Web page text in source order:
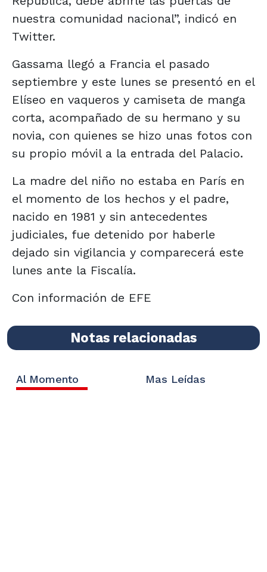
nuestra comunidad nacional”, indicó en
Twitter.
Gassama llegó a Francia el pasado
septiembre y este lunes se presentó en el
Elíseo en vaqueros y camiseta de manga
corta, acompañado de su hermano y su
novia, con quienes se hizo unas fotos con
su propio móvil a la entrada del Palacio.
La madre del niño no estaba en París en
el momento de los hechos y el padre,
nacido en 1981 y sin antecedentes
judiciales, fue detenido por haberle
dejado sin vigilancia y comparecerá este
lunes ante la Fiscalía.
Con información de EFE
Notas relacionadas
Al Momento Mas Leídas